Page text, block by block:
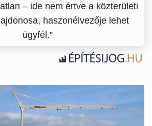
– ide nem értve a közterületi
haszonélvezője lehet
ügyfél.”